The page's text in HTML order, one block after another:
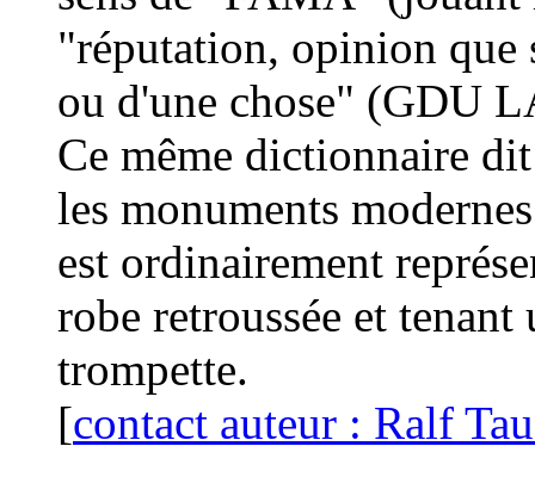
"réputation, opinion que
ou d'une chose" (GDU
Ce même dictionnaire
les monuments
est ordinairement
robe retroussée et
trompette.
[contact auteur : Ralf